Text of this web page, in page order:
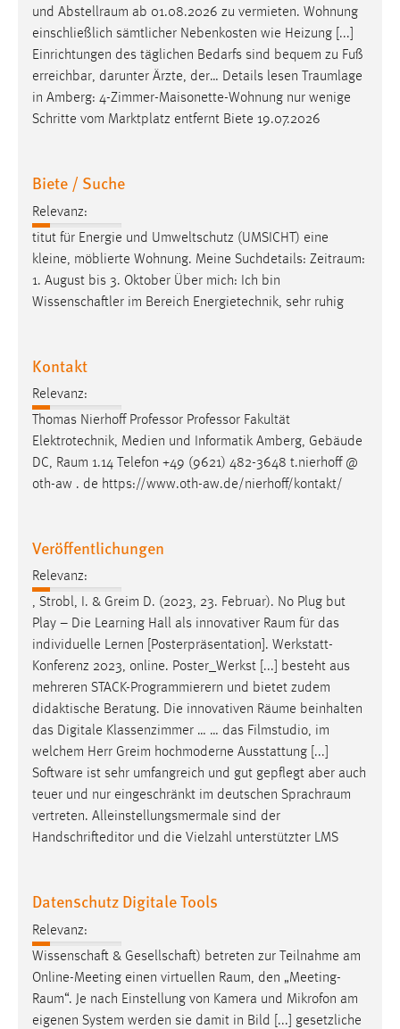
und Abstellraum ab 01.08.2026 zu vermieten. Wohnung
einschließlich sämtlicher Nebenkosten wie Heizung [...]
Einrichtungen des täglichen Bedarfs sind bequem zu Fuß
erreichbar, darunter Ärzte, der… Details lesen Traumlage
in Amberg: 4-Zimmer-Maisonette-Wohnung nur wenige
Schritte vom Marktplatz entfernt Biete 19.07.2026
Biete / Suche
Relevanz:
titut für Energie und Umweltschutz (UMSICHT) eine
kleine, möblierte Wohnung. Meine Suchdetails: Zeitraum:
1. August bis 3. Oktober Über mich: Ich bin
Wissenschaftler im Bereich Energietechnik, sehr ruhig
Kontakt
Relevanz:
Thomas Nierhoff Professor Professor Fakultät
Elektrotechnik, Medien und Informatik Amberg, Gebäude
DC, Raum 1.14 Telefon +49 (9621) 482-3648 t.nierhoff @
oth-aw . de https://www.oth-aw.de/nierhoff/kontakt/
Veröffentlichungen
Relevanz:
, Strobl, I. & Greim D. (2023, 23. Februar). No Plug but
Play – Die Learning Hall als innovativer Raum für das
individuelle Lernen [Posterpräsentation]. Werkstatt-
Konferenz 2023, online. Poster_Werkst [...] besteht aus
mehreren STACK-Programmierern und bietet zudem
didaktische Beratung. Die innovativen Räume beinhalten
das Digitale Klassenzimmer … … das Filmstudio, im
welchem Herr Greim hochmoderne Ausstattung [...]
Software ist sehr umfangreich und gut gepflegt aber auch
teuer und nur eingeschränkt im deutschen Sprachraum
vertreten. Alleinstellungsmermale sind der
Handschrifteditor und die Vielzahl unterstützter LMS
Datenschutz Digitale Tools
Relevanz:
Wissenschaft & Gesellschaft) betreten zur Teilnahme am
Online-Meeting einen virtuellen Raum, den „Meeting-
Raum“. Je nach Einstellung von Kamera und Mikrofon am
eigenen System werden sie damit in Bild [...] gesetzliche
Conversion-Tracking
Cookie Laufzeit:
3 Monate
Facebook Pixel
_fbp
Anbieter:
Facebook
Zweck:
Conversion-Tracking
EXTERNE MEDIEN
Um Inhalte von Videoplattformen und Social Media
Plattformen anzeigen zu können, werden von diesen
externen Medien Cookies gesetzt.
Vimeo